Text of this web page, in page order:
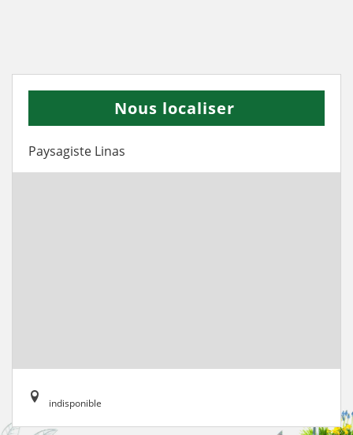
Nous localiser
Paysagiste Linas
indisponible